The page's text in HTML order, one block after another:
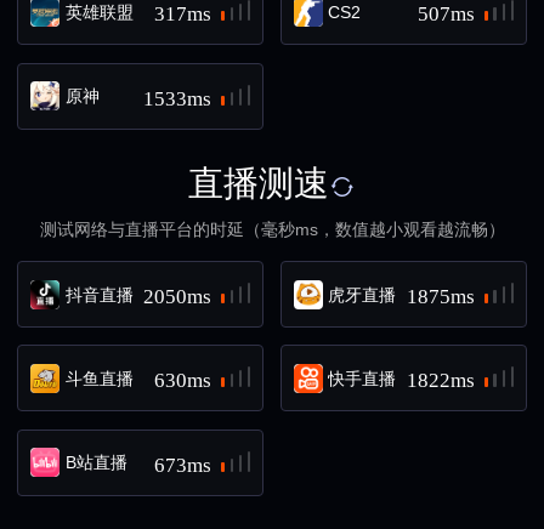
英雄联盟 317ms CS2 507ms
原神 1533ms
直播测速
测试网络与直播平台的时延（毫秒ms，数值越小观看越流畅）
抖音直播 2050ms 虎牙直播 1875ms
斗鱼直播 630ms 快手直播 1822ms
B站直播 673ms